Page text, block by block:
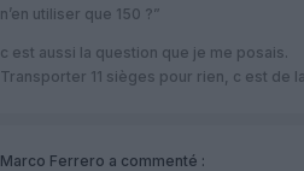
n’en utiliser que 150 ?”
c est aussi la question que je me posais.
Transporter 11 sièges pour rien, c est de
Marco Ferrero a commenté :